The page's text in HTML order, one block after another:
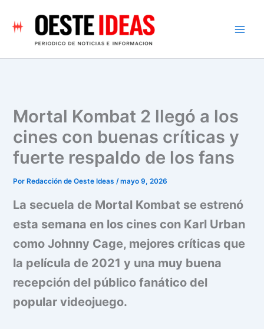
contenido
Mortal Kombat 2 llegó a los
cines con buenas críticas y
fuerte respaldo de los fans
Por Redacción de Oeste Ideas/mayo 9, 2026
La secuela de Mortal Kombat se estrenó
esta semana en los cines con Karl Urban
como Johnny Cage, mejores críticas que
la película de 2021 y una muy buena
recepción del público fanático del
popular videojuego.